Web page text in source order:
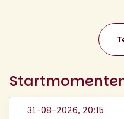
31-08-2026, 20:15